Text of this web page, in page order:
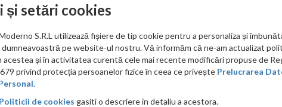
PRP: 173.00 RON/mp
150.00
și setări cookies
S.R.L utilizează fișiere de tip cookie pentru a personaliza și
pe website-ul nostru. Vă informăm că ne-am actualizat
acestea și în activitatea curentă cele mai recente modificări propuse de
privind protecția persoanelor fizice în ceea ce privește Prelucrarea
Politicii de cookies gasiti o descriere in detaliu a acestora.